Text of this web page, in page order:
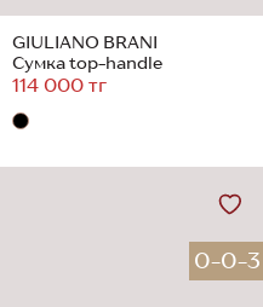
GIULIANO BRANI
Сумка top-handle
114 000 тг
0-0-3